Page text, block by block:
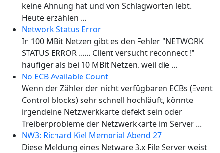
keine Ahnung hat und von Schlagworten lebt.
Heute erzählen ...
Network Status Error
In 100 MBit Netzen gibt es den Fehler "NETWORK
STATUS ERROR ...... Client versucht reconnect !"
häufiger als bei 10 MBit Netzen, weil die ...
No ECB Available Count
Wenn der Zähler der nicht verfügbaren ECBs (Event
Control blocks) sehr schnell hochläuft, könnte
irgendeine Netzwerkkarte defekt sein oder
Treiberprobleme der Netzwerkkarte im Server ...
NW3: Richard Kiel Memorial Abend 27
Diese Meldung eines Netware 3.x File Server weist